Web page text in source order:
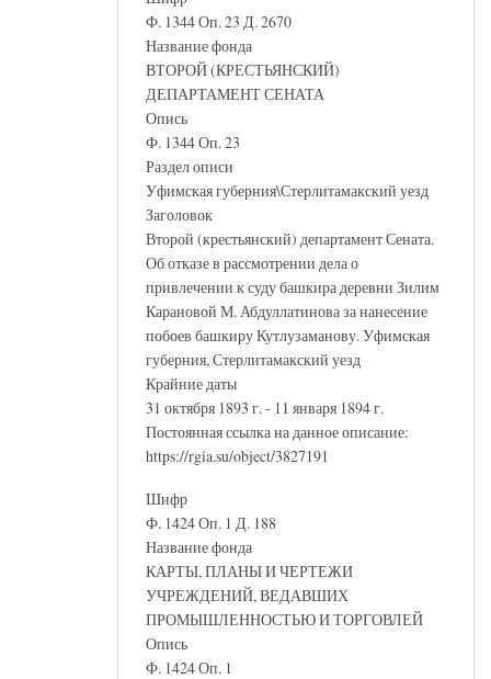
Ф. 1344 Оп. 23 Д. 2670
Название фонда
ВТОРОЙ (КРЕСТЬЯНСКИЙ)
ДЕПАРТАМЕНТ СЕНАТА
Опись
Ф. 1344 Оп. 23
Раздел описи
Уфимская губерния\Стерлитамакский уезд
Заголовок
Второй (крестьянский) департамент Сената.
Об отказе в рассмотрении дела о
привлечении к суду башкира деревни Зилим
Карановой М. Абдуллатинова за нанесение
побоев башкиру Кутлузаманову. Уфимская
губерния, Стерлитамакский уезд
Крайние даты
31 октября 1893 г. - 11 января 1894 г.
Постоянная ссылка на данное описание:
https://rgia.su/object/3827191
Шифр
Ф. 1424 Оп. 1 Д. 188
Название фонда
КАРТЫ, ПЛАНЫ И ЧЕРТЕЖИ
УЧРЕЖДЕНИЙ, ВЕДАВШИХ
ПРОМЫШЛЕННОСТЬЮ И ТОРГОВЛЕЙ
Опись
Ф. 1424 Оп. 1